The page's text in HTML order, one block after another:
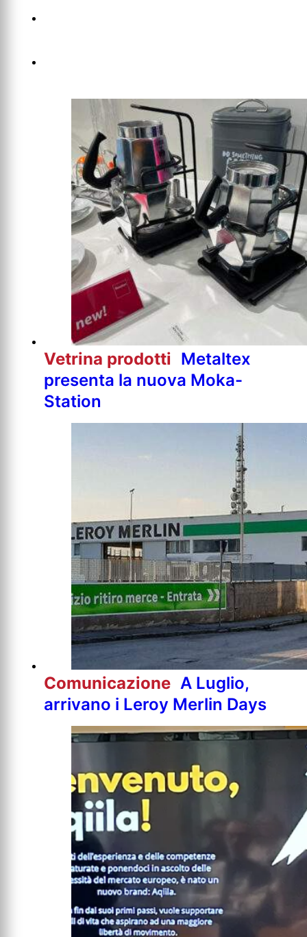
Vetrina prodotti Metaltex
presenta la nuova Moka-
Station
Comunicazione A Luglio,
arrivano i Leroy Merlin Days